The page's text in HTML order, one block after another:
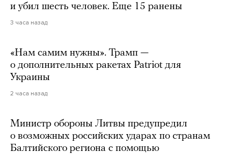
и убил шесть человек. Еще 15 ранены
3 часа назад
«Нам самим нужны». Трамп —
о дополнительных ракетах Patriot для
Украины
2 часа назад
Министр обороны Литвы предупредил
о возможных российских ударах по странам
Балтийского региона с помощью